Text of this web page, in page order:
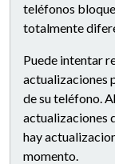
teléfonos
totalmente
Puede intentar
actualizaciones
de su teléfono.
actualizaciones
hay
momento.